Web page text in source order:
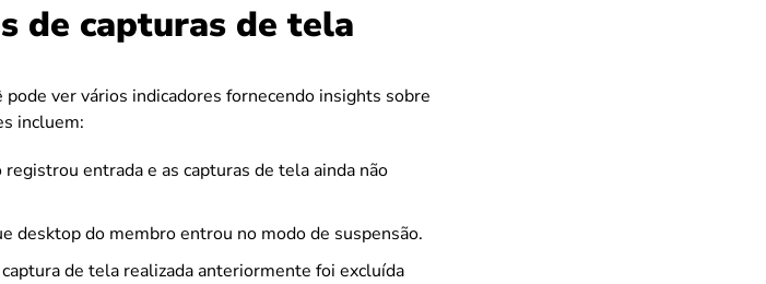
de capturas de tela
ver vários indicadores fornecendo insights sobre
incluem:
registrou entrada e as capturas de tela ainda não
desktop do membro entrou no modo de suspensão.
captura de tela realizada anteriormente foi excluída